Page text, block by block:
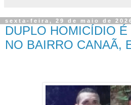
sexta-feira, 29 de maio de
DUPLO HOMICÍDIO
NO BAIRRO CANAÃ,